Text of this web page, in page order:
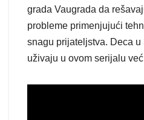
grada Vaugrada da
probleme primenjujući
snagu prijateljstva. Deca u
uživaju u ovom serijalu